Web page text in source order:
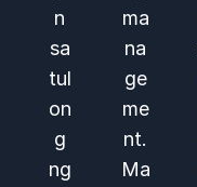
n
sa
tul
on
g
ng
ma
na
ge
me
nt.
Ma